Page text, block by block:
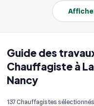
Guide des
Chauffagiste à
Nancy
137 Chauffagistes